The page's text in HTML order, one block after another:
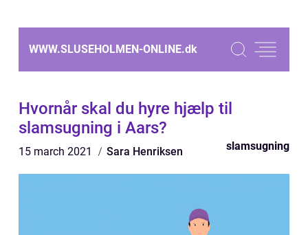
WWW.SLUSEHOLMEN-ONLINE.dk
Hvornår skal du hyre hjælp til
slamsugning i Aars?
15 march 2021 Sara Henriksen slamsugning